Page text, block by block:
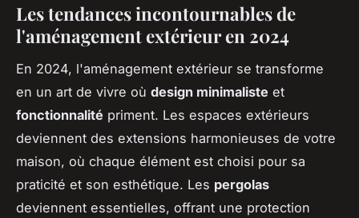
Les tendances incontournables de
l'aménagement extérieur en 2024
En 2024, l'aménagement extérieur se transforme
en un art de vivre où design minimaliste et
fonctionnalité priment. Les espaces extérieurs
deviennent des extensions harmonieuses de votre
maison, où chaque élément est choisi pour sa
praticité et son esthétique. Les pergolas
deviennent essentielles, offrant une protection